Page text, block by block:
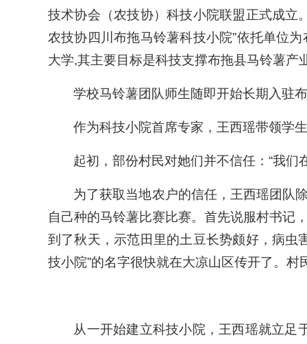
技术协会（农技协）科技小院联盟正式成立
农技协四川布拖马铃薯科技小院”依托单位
大学,其主要目标是科技支撑布拖县马铃薯
学校马铃薯团队师生随即开始长期入驻
作为科技小院首席专家，王西瑶带领学
起初，部份村民对她们并不信任：“我
为了获取当地农户的信任，王西瑶团队
自己种的马铃薯比赛比赛。首先说服村书记
到了秋天，示范田里的土豆长势颇好，病虫
技小院”的名字很快就在大凉山区传开了。村
从一开始建立科技小院，王西瑶就立足